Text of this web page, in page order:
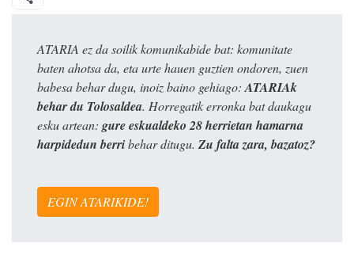
ATARIA ez da soilik komunikabide bat: komunitate
baten ahotsa da, eta urte hauen guztien ondoren, zuen
babesa behar dugu, inoiz baino gehiago: ATARIAk
behar du Tolosaldea. Horregatik erronka bat daukagu
esku artean: gure eskualdeko 28 herrietan hamarna
harpidedun berribehar ditugu. Zu falta zara, bazatoz?
EGIN ATARIKIDE!